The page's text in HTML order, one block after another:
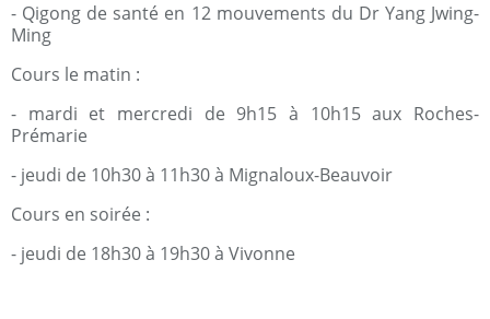
- Qigong de santé en 12 mouvements du Dr Yang Jwing-
Ming
Cours le matin :
- mardi et mercredi de 9h15 à 10h15 aux Roches-
Prémarie
- jeudi de 10h30 à 11h30 à Mignaloux-Beauvoir
Cours en soirée :
- jeudi de 18h30 à 19h30 à Vivonne